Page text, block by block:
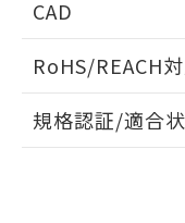
CAD
ドすることがで
RoHS/REACH
EU RoHS 注意事
規格認証/適合
物質の対応で
荷製品に未
欄に対応日を
既に当社に